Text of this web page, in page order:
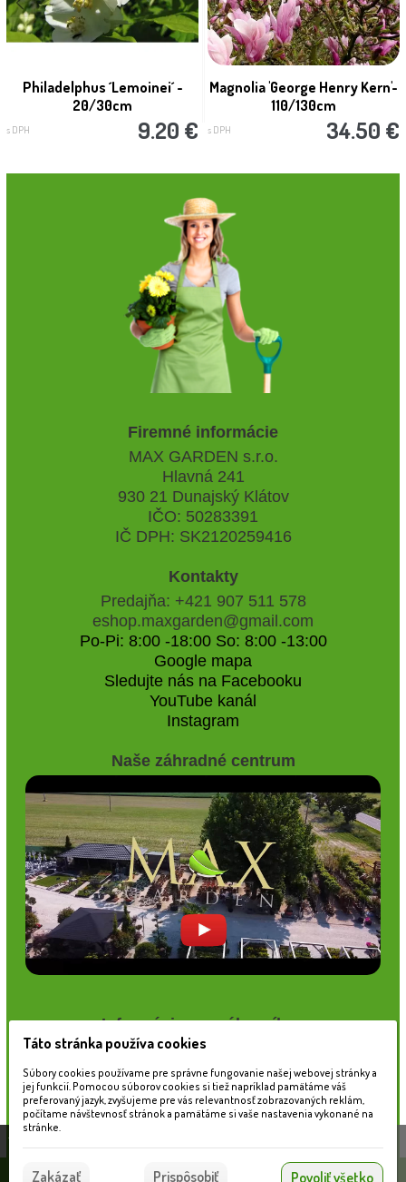
Philadelphus ´Lemoinei´ -
20/30cm
s DPH 9.20 €
Magnolia 'George Henry Kern'-
110/130cm
s DPH 34.50 €
Firemné informácie
MAX GARDEN s.r.o.
Hlavná 241
930 21 Dunajský Klátov
IČO: 50283391
IČ DPH: SK2120259416
Kontakty
Predajňa: +421 907 511 578
eshop.maxgarden@gmail.com
Po-Pi: 8:00 -18:00 So: 8:00 -13:00
Google mapa
Sledujte nás na Facebooku
YouTube kanál
Instagram
Naše záhradné centrum
Informácie pre zákazníkov
Blog
Obchodné podmienky
Ochrana osobných údajov
Platobné možnosti
Táto stránka používa súbory cookies, ktoré nám
pomáhajú poskytovať služby. Používaním našich
Súhlasím
Táto stránka používa cookies
Súbory cookies používame pre správne fungovanie našej webovej stránky a
jej funkcií. Pomocou súborov cookies si tiež napríklad pamätáme váš
preferovaný jazyk, zvyšujeme pre vás relevantnosť zobrazovaných reklám,
počítame návštevnosť stránok a pamätáme si vaše nastavenia vykonané na
stránke.
Zakázať Prispôsobiť Povoliť všetko